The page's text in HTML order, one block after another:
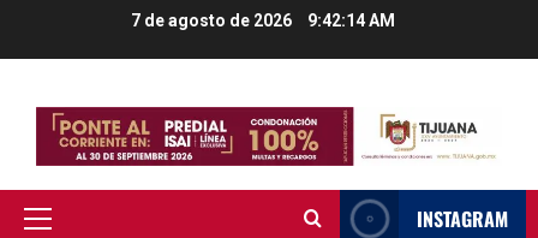
7 de agosto de 2026 9:42:15 AM
Menú
INSTAGRAM